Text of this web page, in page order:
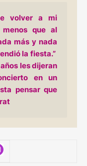
volver a mi
que al
más y nada
la fiesta.”
les dijeran
en un
pensar que